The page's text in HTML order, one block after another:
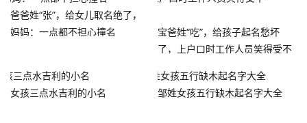
爸爸姓“张”，给女儿取名绝了，
妈妈：一点都不担心撞名
宝爸姓“吃”，给孩子起名愁坏
了，上户口时工作人员笑得受不
女孩三点水吉利的小名 邹姓女孩五行缺木起名字大全